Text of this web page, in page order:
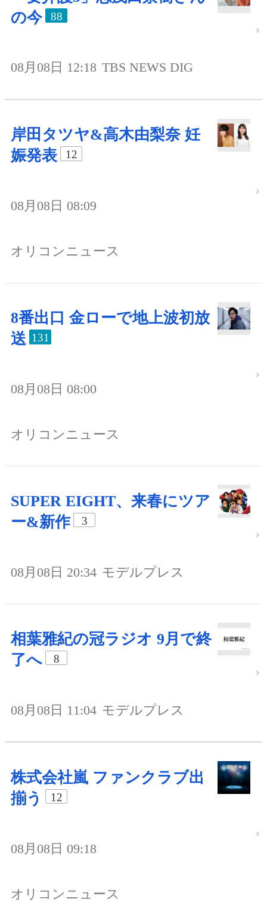
の今
88
08月08日 12:18 TBS NEWS DIG
岸田タツヤ&高木由梨奈 妊
娠発表
12
08月08日 08:09
オリコンニュース
8番出口 金ローで地上波初放
送 131
08月08日 08:00
オリコンニュース
SUPER EIGHT、来春にツア
ー&新作
3
08月08日 20:34 モデルプレス
相葉雅紀の冠ラジオ 9月で終
了へ
8
08月08日 11:04 モデルプレス
株式会社嵐 ファンクラブ出
揃う
12
08月08日 09:18
オリコンニュース